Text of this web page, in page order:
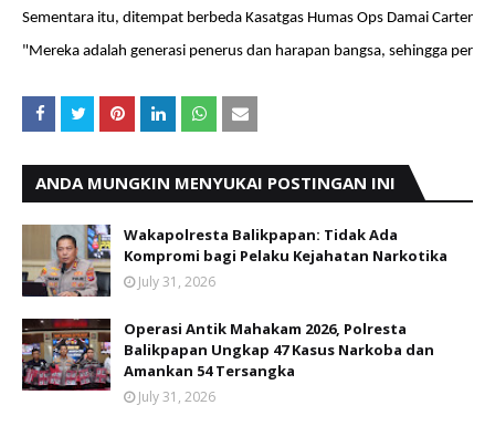
Sementara itu, ditempat berbeda Kasatgas Humas Ops Damai
"Mereka adalah generasi penerus dan harapan bangsa, sehingga
ANDA MUNGKIN MENYUKAI POSTINGAN INI
Wakapolresta Balikpapan: Tidak Ada
Kompromi bagi Pelaku Kejahatan Narkotika
July 31, 2026
Operasi Antik Mahakam 2026, Polresta
Balikpapan Ungkap 47 Kasus Narkoba dan
Amankan 54 Tersangka
July 31, 2026